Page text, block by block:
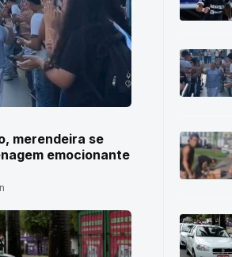
merendeira se
emocionante